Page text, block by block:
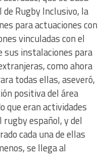
Rugby Inclusivo, la
para actuaciones con
vinculadas con el
sus instalaciones para
como ahora
todas ellas, aseveró,
positiva del área
que eran actividades
rugby español, y del
cada una de ellas
se llega al